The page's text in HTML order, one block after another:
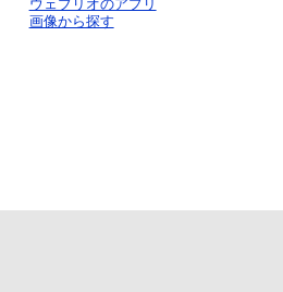
ウェブリオのアプリ
画像から探す